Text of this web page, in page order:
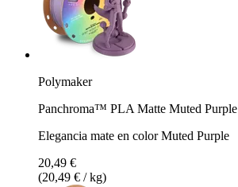
Polymaker
Panchroma™ PLA Matte Muted Purple
Elegancia mate en color Muted Purple
20,49 €
(20,49 € / kg)